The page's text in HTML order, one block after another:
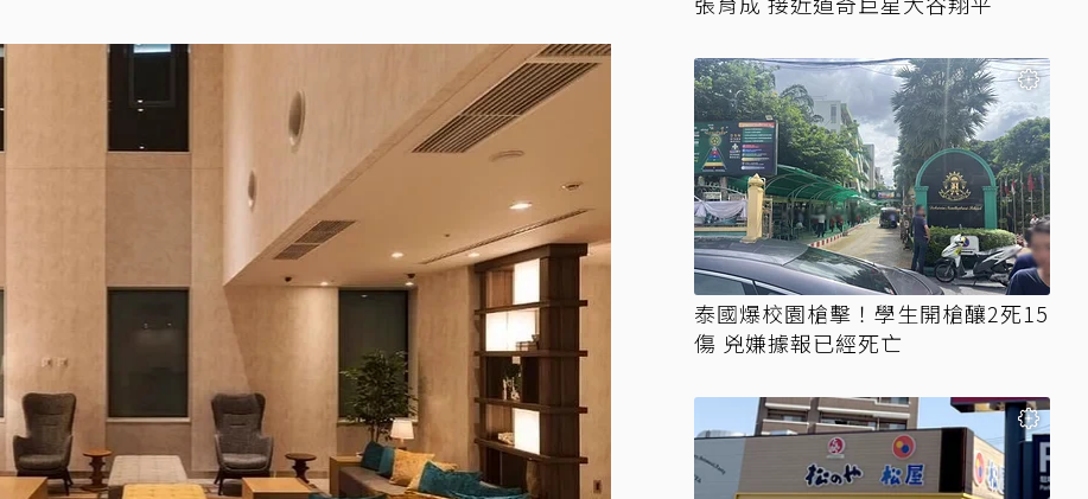
泰國爆校園槍擊！學生開槍釀2死15
傷 兇嫌據報已經死亡